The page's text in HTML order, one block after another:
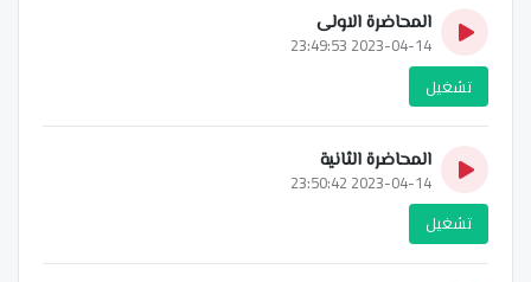
المحاضرة الاولى
2023-04-14 23:49:53
تشغيل
المحاضرة الثانية
2023-04-14 23:50:42
تشغيل